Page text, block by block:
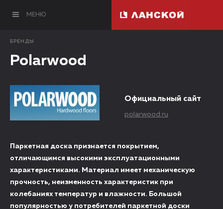
МЕНЮ
БРЕНДЫ
Polarwood
Официальный сайт
polarwood.ru
Паркетная доска признается покрытием,
отличающимся высокими эксплуатационными
характеристиками. Материал имеет механическую
прочность, неизменность характеристик при
колебаниях температур и влажности. Большой
популярностью у потребителей паркетной доски